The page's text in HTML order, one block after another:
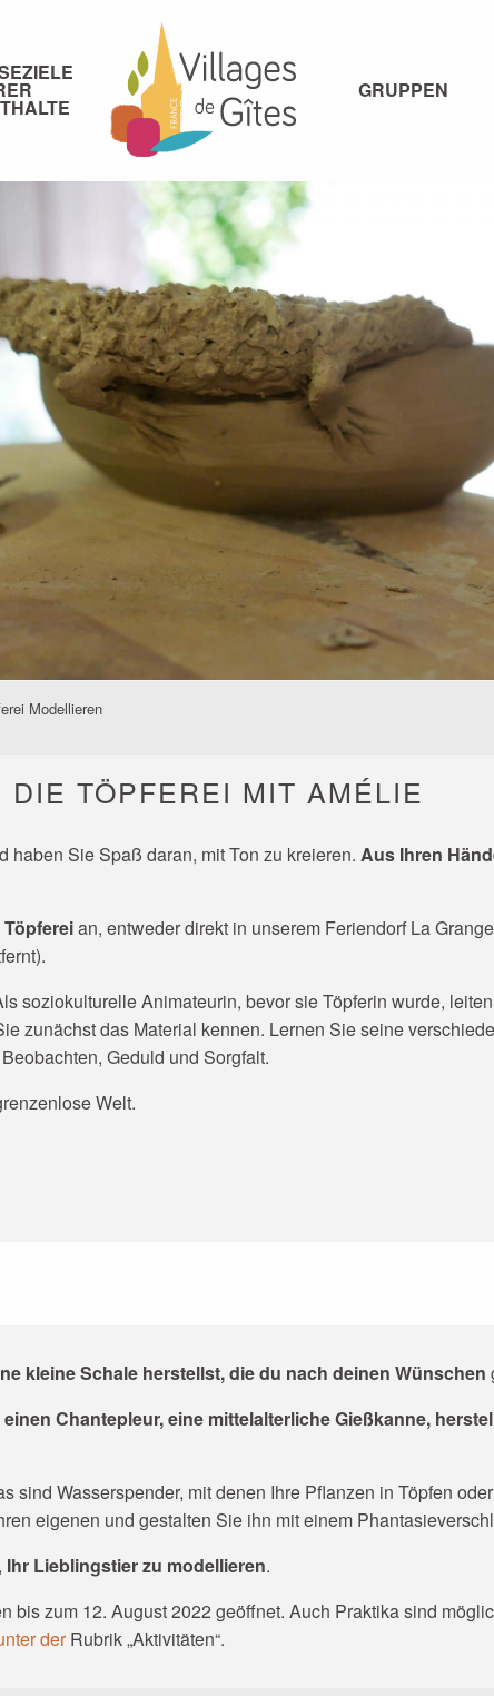
GRUPPEN
Modellieren
DIE TÖPFEREI MIT AMÉLIE
haben Sie Spaß daran, mit Ton zu kreieren. Aus Ihren
an, entweder direkt in unserem Feriendorf La
soziokulturelle Animateurin, bevor sie Töpferin wurde,
zunächst das Material kennen. Lernen Sie seine
Geduld und Sorgfalt.
Welt.
favoris
kleine Schale herstellst, die du nach deinen Wünschen
einen Chantepleur, eine mittelalterliche Gießkanne,
sind Wasserspender, mit denen Ihre Pflanzen in Töpfen
eigenen und gestalten Sie ihn mit einem
Ihr Lieblingstier zu modellieren.
bis zum 12. August 2022 geöffnet. Auch Praktika sind
derRubrik „Aktivitäten“.